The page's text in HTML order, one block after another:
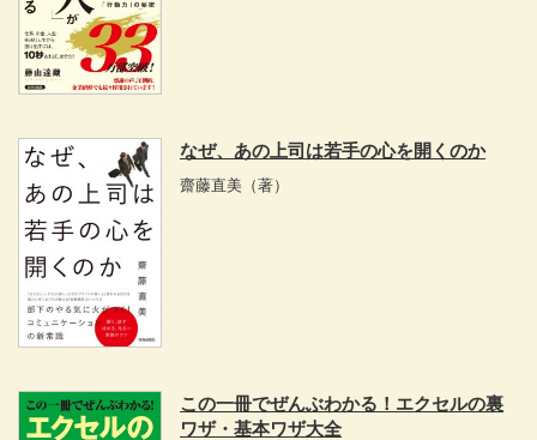
なぜ、あの上司は若手の心を開くのか
齋藤直美 （著）
この一冊でぜんぶわかる！エクセルの裏
ワザ・基本ワザ大全